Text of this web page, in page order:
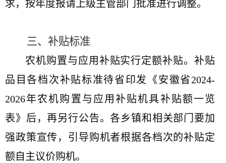
求，按年度报请上级主管部门批准进行调整。
三、补贴标准
农机购置与应用补贴实行定额补贴。补贴
品目各档次补贴标准待省印发《安徽省2024-
2026年农机购置与应用补贴机具补贴额一览
表》后，再另行公告。各乡镇和相关部门要加
强政策宣传，引导购机者根据各档次的补贴定
额自主议价购机。